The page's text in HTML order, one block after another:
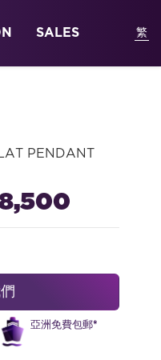
SALES
PENDANT
亞洲免費包郵*